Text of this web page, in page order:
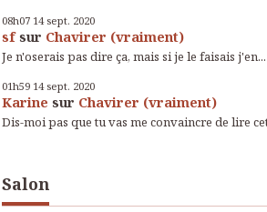
08h07 14 sept. 2020
sfsur Chavirer (vraiment)
Je n'oserais pas dire ça, mais si je le faisais j'en...
01h59 14 sept. 2020
Karine sur Chavirer (vraiment)
Dis-moi pas que tu vas me convaincre de lire
Salon